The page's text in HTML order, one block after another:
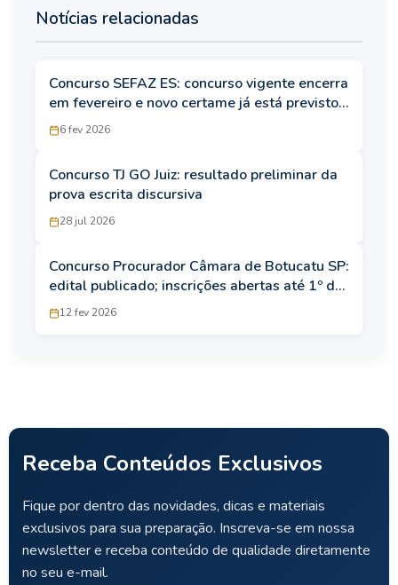
Notícias relacionadas
Concurso SEFAZ ES: concurso vigente encerra
em fevereiro e novo certame já está previsto
na LOA
6 fev 2026
Concurso TJ GO Juiz: resultado preliminar da
prova escrita discursiva
28 jul 2026
Concurso Procurador Câmara de Botucatu SP:
edital publicado; inscrições abertas até 1º de
março
12 fev 2026
Receba Conteúdos Exclusivos
Fique por dentro das novidades, dicas e materiais
exclusivos para sua preparação. Inscreva-se em nossa
newsletter e receba conteúdo de qualidade diretamente
no seu e-mail.